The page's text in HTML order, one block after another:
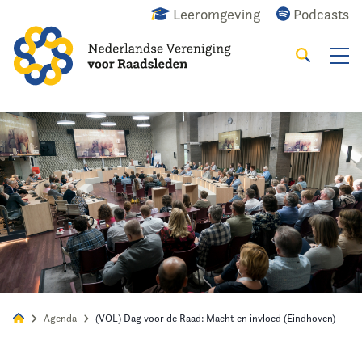
Leeromgeving Podcasts
Alles Nieuws Agenda Raadslid
Zoeken
Agenda (VOL) Dag voor de Raad: Macht en invloed (Eindhoven)